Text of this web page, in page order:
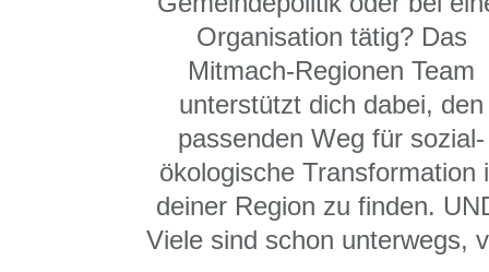
Organisation tätig? Das
Mitmach-Regionen Team
unterstützt dich dabei, den
passenden Weg für sozial-
ökologische Transformation
deiner Region zu finden.
Viele sind schon unterwegs,